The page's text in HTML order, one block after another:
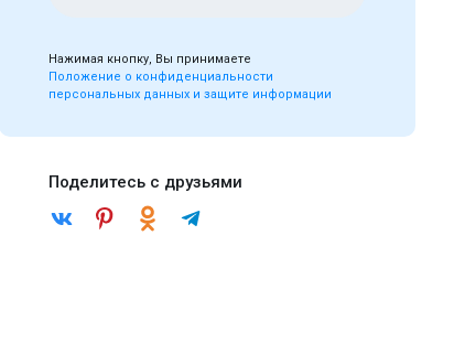
Нажимая кнопку, Вы принимаете
Положение о конфиденциальности
персональных данных и защите информации
Поделитесь с друзьями